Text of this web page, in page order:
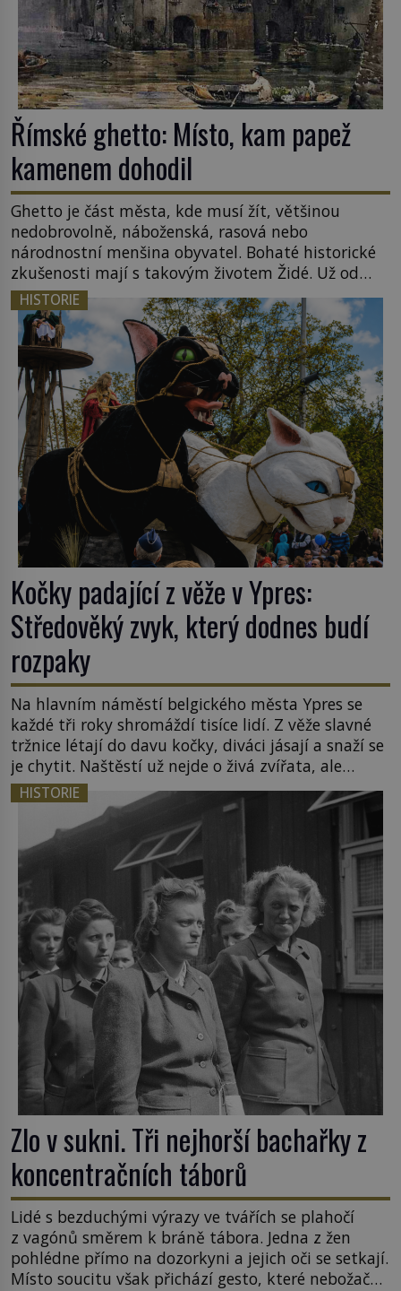
Římské ghetto: Místo, kam papež
kamenem dohodil
Ghetto je část města, kde musí žít, většinou
nedobrovolně, náboženská, rasová nebo
národnostní menšina obyvatel. Bohaté historické
zkušenosti mají s takovým životem Židé. Už od
středověku jsou totiž v každou chvíli nuceni v
nějakém žít. Mezi ty nejslavnější patří i římské
ghetto založené v roce 1555. Pokud jde o vztah
k Židům, nemá se Řím čím chlubit. […]
HISTORIE
Kočky padající z věže v Ypres:
Středověký zvyk, který dodnes budí
rozpaky
Na hlavním náměstí belgického města Ypres se
každé tři roky shromáždí tisíce lidí. Z věže slavné
tržnice létají do davu kočky, diváci jásají a snaží se
je chytit. Naštěstí už nejde o živá zvířata, ale
jenom o plyšové suvenýry. Kdysi to ale bylo jinak.
Tato veselá podívaná připomíná jeden z
nejpodivnějších a zároveň nejkrutějších zvyků […]
HISTORIE
Zlo v sukni. Tři nejhorší bachařky z
koncentračních táborů
Lidé s bezduchými výrazy ve tvářích se plahočí
z vagónů směrem k bráně tábora. Jedna z žen
pohlédne přímo na dozorkyni a jejich oči se setkají.
Místo soucitu však přichází gesto, které nebožačku